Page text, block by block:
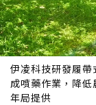
伊凌科技研發履
成噴藥作業，降
年局提供